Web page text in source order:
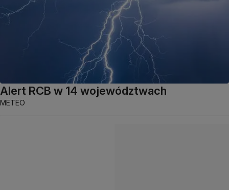
Alert RCB w 14 województwach
METEO